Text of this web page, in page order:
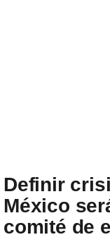
Definir
México
comité de